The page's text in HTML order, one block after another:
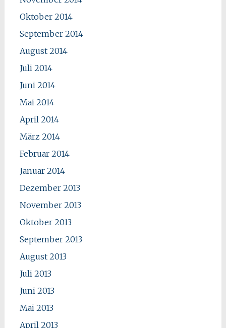
Oktober 2014
September 2014
August 2014
Juli 2014
Juni 2014
Mai 2014
April 2014
März 2014
Februar 2014
Januar 2014
Dezember 2013
November 2013
Oktober 2013
September 2013
August 2013
Juli 2013
Juni 2013
Mai 2013
April 2013